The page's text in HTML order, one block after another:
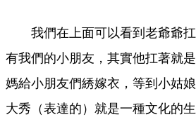
我們在上面可以看到老爺爺扛
有我們的小朋友，其實他扛著就
媽給小朋友們綉嫁衣，等到小姑
大秀（表達的）就是一種文化的